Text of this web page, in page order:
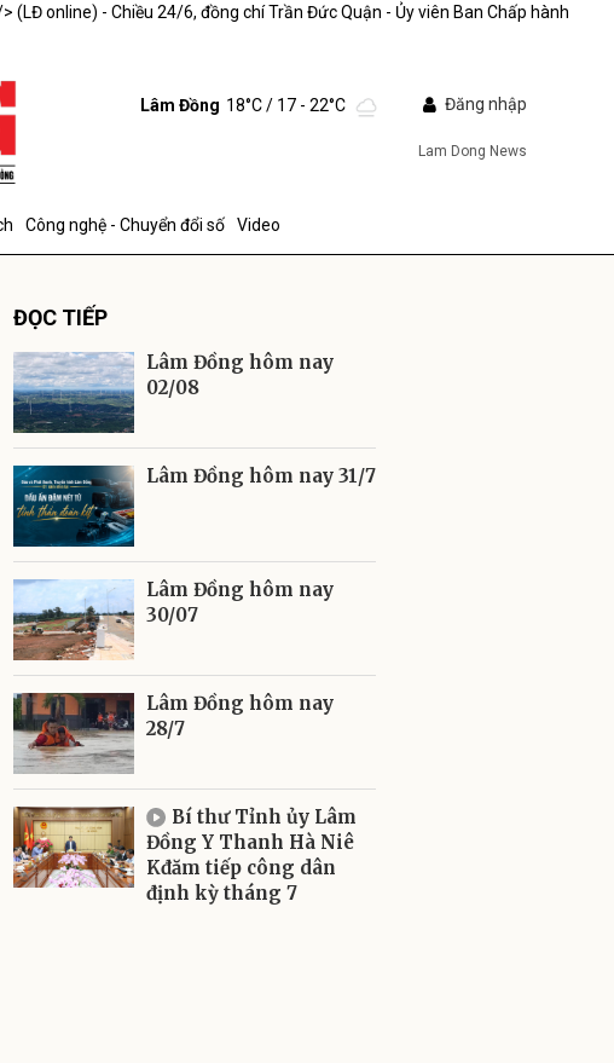
(LĐ online) - Chiều 24/6, đồng chí Trần Đức Quận - Ủy viên Ban Chấp hành
Lâm Đồng 18°C/ 17 - 22°C Đăng nhập
Lam Dong News
Công nghệ - Chuyển đổi số Video
ĐỌC TIẾP
Lâm Đồng hôm nay
02/08
Lâm Đồng hôm nay 31/7
Lâm Đồng hôm nay
30/07
Lâm Đồng hôm nay
28/7
Bí thư Tỉnh ủy Lâm
Đồng Y Thanh Hà Niê
Kđăm tiếp công dân
định kỳ tháng 7
Gửi